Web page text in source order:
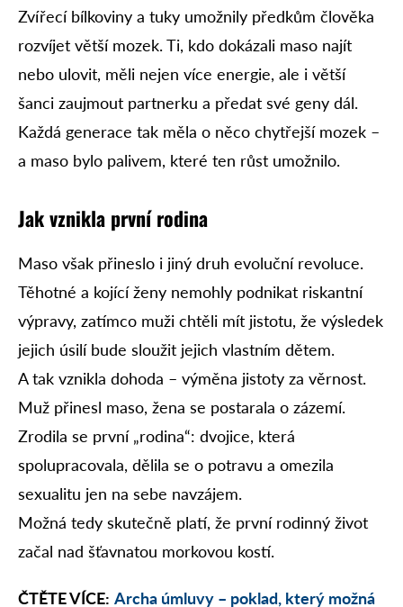
Zvířecí bílkoviny a tuky umožnily předkům člověka
rozvíjet větší mozek. Ti, kdo dokázali maso najít
nebo ulovit, měli nejen více energie, ale i větší
šanci zaujmout partnerku a předat své geny dál.
Každá generace tak měla o něco chytřejší mozek –
a maso bylo palivem, které ten růst umožnilo.
Jak vznikla první rodina
Maso však přineslo i jiný druh evoluční revoluce.
Těhotné a kojící ženy nemohly podnikat riskantní
výpravy, zatímco muži chtěli mít jistotu, že výsledek
jejich úsilí bude sloužit jejich vlastním dětem.
A tak vznikla dohoda – výměna jistoty za věrnost.
Muž přinesl maso, žena se postarala o zázemí.
Zrodila se první „rodina“: dvojice, která
spolupracovala, dělila se o potravu a omezila
sexualitu jen na sebe navzájem.
Možná tedy skutečně platí, že první rodinný život
začal nad šťavnatou morkovou kostí.
ČTĚTE VÍCE: Archa úmluvy – poklad, který možná